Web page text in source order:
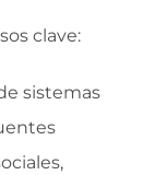
clave:
sistemas